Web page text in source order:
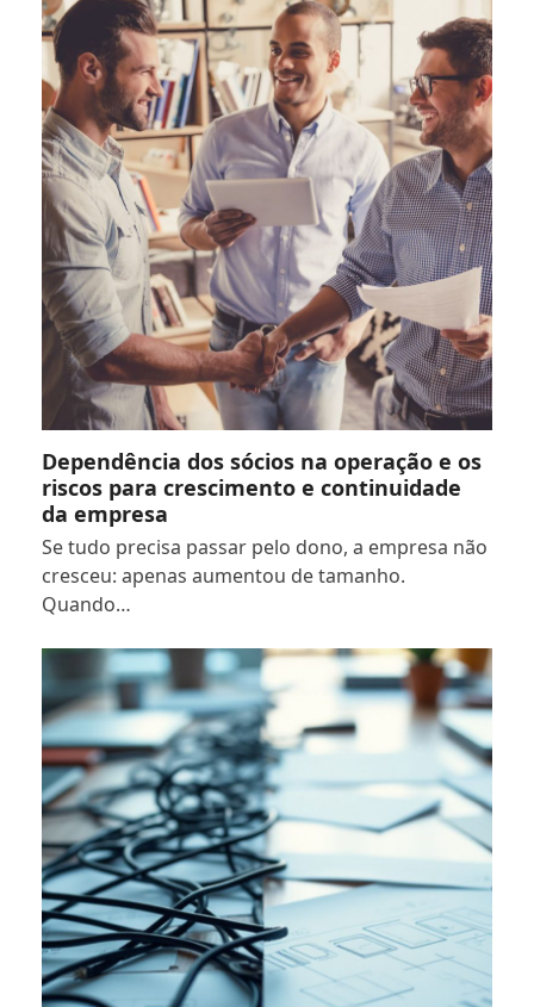
Dependência dos sócios na operação e os
riscos para crescimento e continuidade
da empresa
Se tudo precisa passar pelo dono, a empresa não
cresceu: apenas aumentou de tamanho.
Quando…